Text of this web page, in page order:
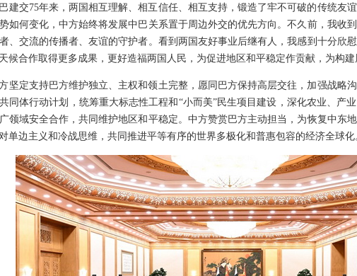
建交75年来，两国相互理解、相互信任、相互支持，锻造了牢不可破的传统友
如何变化，中方始终将发展中巴关系置于周边外交的优先方向。不久前，我收
、交流的传播者、友谊的守护者。看到两国友好事业后继有人，我感到十分欣
候合作取得更多成果，更好造福两国人民，为促进地区和平稳定作贡献，为构建
坚定支持巴方维护独立、主权和领土完整，愿同巴方保持高层交往，加强战略
同体行动计划，统筹重大标志性工程和“小而美”民生项目建设，深化农业、产
领域安全合作，共同维护地区和平稳定。中方赞赏巴方主动担当，为恢复中东
单边主义和冷战思维，共同推进平等有序的世界多极化和普惠包容的经济全球化